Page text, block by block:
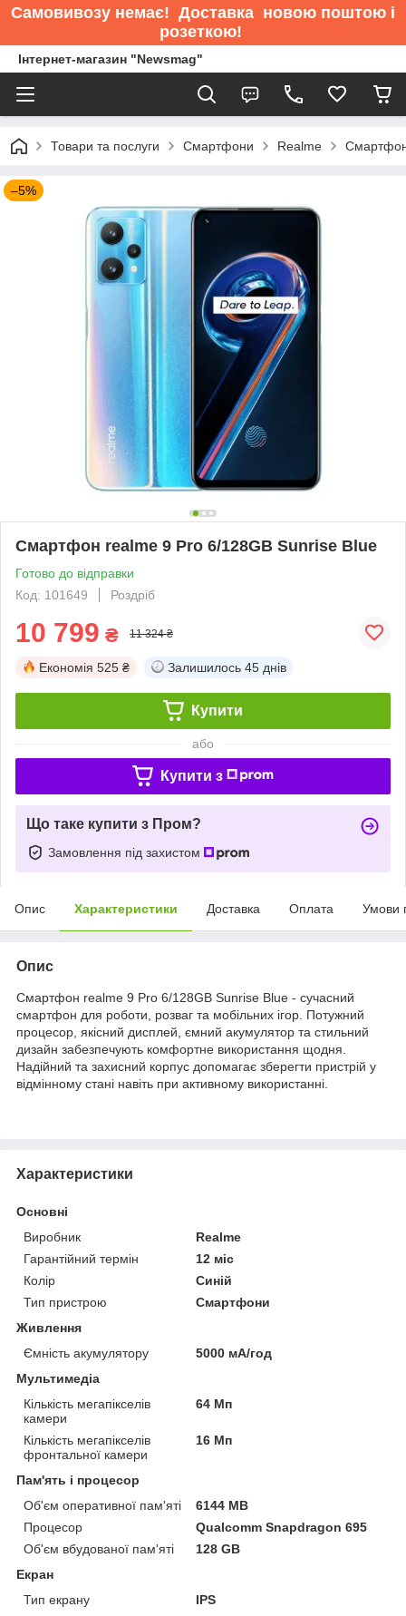
Самовивозу немає! Доставка новою поштою і
розеткою!
Інтернет-магазин "Newsmag"
Товари та послуги Смартфони Realme
–5%
Смартфон realme 9 Pro 6/128GB Sunrise Blue
Готово до відправки
Код: 101649
Роздріб
10 799 ₴ 11 324 ₴
Економія 525 ₴ Залишилось 45 днів
Купити
або
Купити з
Що таке купити з Пром?
Замовлення під захистом
Опис Характеристики Доставка Оплата Умови
Опис
Смартфон realme 9 Pro 6/128GB Sunrise Blue - сучасний
смартфон для роботи, розваг та мобільних ігор. Потужний
процесор, якісний дисплей, ємний акумулятор та стильний
дизайн забезпечують комфортне використання щодня.
Надійний та захисний корпус допомагає зберегти пристрій у
відмінному стані навіть при активному використанні.
Характеристики
Основні
Виробник
Realme
Гарантійний термін
12 міс
Колір
Синій
Тип пристрою
Смартфони
Живлення
Ємність акумулятору
5000 мА/год
Мультимедіа
Кількість мегапікселів
камери
64 Мп
Кількість мегапікселів
фронтальної камери
16 Мп
Пам'ять і процесор
Об'єм оперативної пам'яті
6144 MB
Процесор
Qualcomm Snapdragon 695
Об'єм вбудованої пам'яті
128 GB
Екран
Тип екрану
IPS